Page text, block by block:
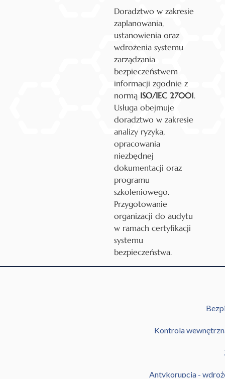
Kontrola
Antykorupcja -
Doradztwo w zakresie
zaplanowania,
ustanowienia oraz
wdrożenia systemu
zarządzania
bezpieczeństwem
informacji zgodnie z
normą ISO/IEC 27001.
Usługa obejmuje
doradztwo w zakresie
analizy ryzyka,
opracowania
niezbędnej
dokumentacji oraz
programu
szkoleniowego.
Przygotowanie
organizacji do audytu
w ramach certyfikacji
systemu
bezpieczeństwa.